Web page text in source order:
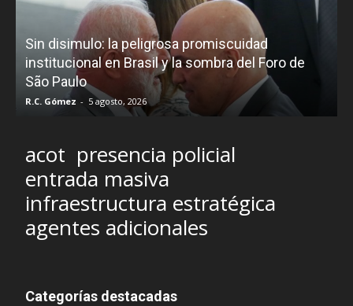
Sin disimulo: la peligrosa promiscuidad
institucional en Brasil y la sombra del Foro de
São Paulo
R.C. Gómez - 5 agosto, 2026
acot presencia policial
entrada masiva
infraestructura estratégica
agentes adicionales
Categorías destacadas